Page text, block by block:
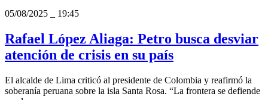
05/08/2025
19:45
Rafael López Aliaga: Petro busca desviar
atención de crisis en su país
El alcalde de Lima criticó al presidente de Colombia y reafirmó la
soberanía peruana sobre la isla Santa Rosa. “La frontera se defiende